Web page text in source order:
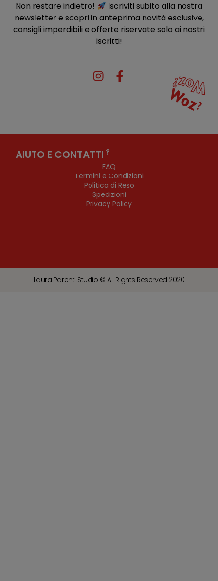
Non restare indietro!
Iscriviti subito alla nostra
newsletter e scopri in anteprima novità esclusive,
consigli imperdibili e offerte riservate solo ai nostri
iscritti!
AIUTO E CONTATTI ?
FAQ
Termini e Condizioni
Politica di Reso
Spedizioni
Privacy Policy
Laura Parenti Studio © All Rights Reserved 2020